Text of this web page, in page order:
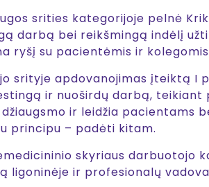
srities kategorijoje pelnė
darbą bei reikšmingą indėlį
ryšį su pacientėmis ir
srityje apdovanojimas įteiktą I
ir nuoširdų darbą,
ir leidžia pacientams
principu – padėti kitam.
skyriaus darbuotojo
ligoninėje ir profesionalų